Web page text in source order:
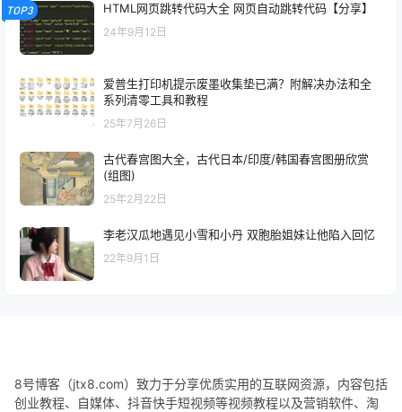
TOP3 HTML网页跳转代码大全 网页自动跳转代码【分享】
24年9月12日
爱普生打印机提示废墨收集垫已满？附解决办法和全
系列清零工具和教程
25年7月26日
古代春宫图大全，古代日本/印度/韩国春宫图册欣赏
(组图)
25年2月22日
李老汉瓜地遇见小雪和小丹 双胞胎姐妹让他陷入回忆
22年9月1日
8号博客（jtx8.com）致力于分享优质实用的互联网资源，内容包括
创业教程、自媒体、抖音快手短视频等视频教程以及营销软件、淘